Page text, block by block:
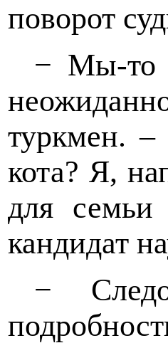
поворот
− Мы-то
туркмен. –
кота? Я,
для
кандидат
−